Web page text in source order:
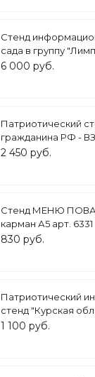
Стенд
сада в группу
карманов А4 1,4*1м
6 000 руб.
Патриотический
гражданина РФ
ВЗАИМОУВАЖЕНИЕ"
2 450 руб.
Стенд МЕНЮ
карман А5 арт. 6331
830 руб.
Патриотический
стенд "Курская
кармана А5
1 100 руб.